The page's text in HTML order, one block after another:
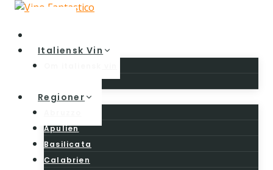
Fortsæt
indhold
Italiensk Vin
Regioner
Apulien
Basilicata
Calabrien